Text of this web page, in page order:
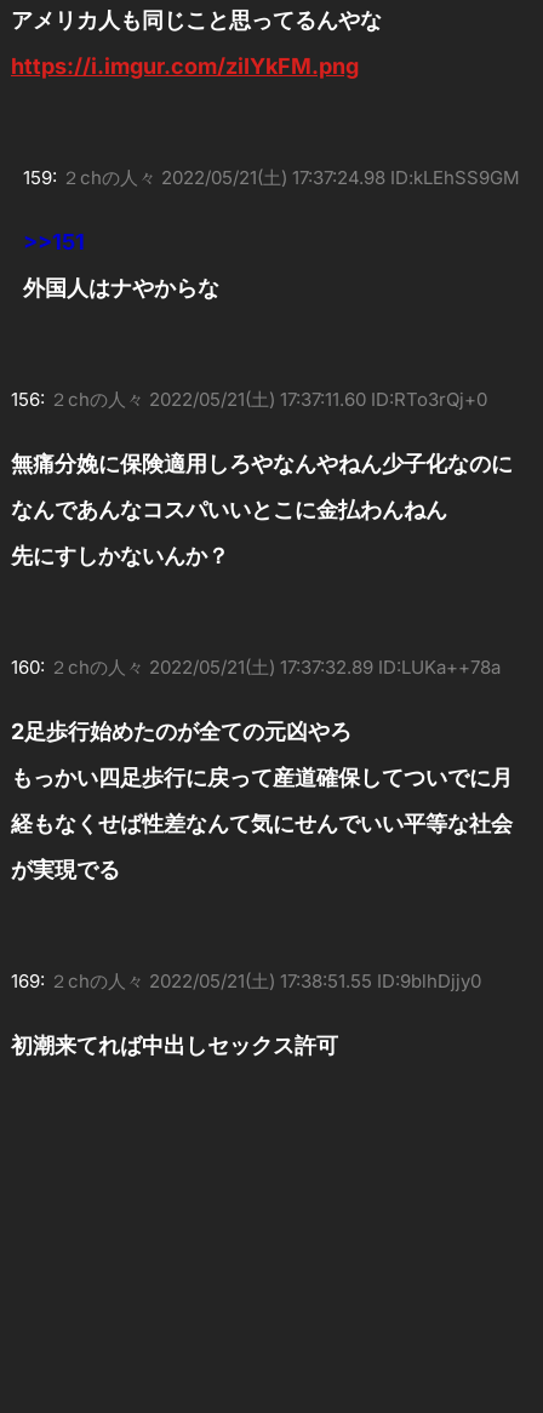
アメリカ人も同じこと思ってるんやな
https://i.imgur.com/ziIYkFM.png
159: ２chの人々 2022/05/21(土) 17:37:24.98 ID:kLEhSS9GM
>>151
外国人はナやからな
156: ２chの人々 2022/05/21(土) 17:37:11.60 ID:RTo3rQj+0
無痛分娩に保険適用しろやなんやねん少子化なのに
なんであんなコスパいいとこに金払わんねん
先にすしかないんか？
160: ２chの人々 2022/05/21(土) 17:37:32.89 ID:LUKa++78a
2足歩行始めたのが全ての元凶やろ
もっかい四足歩行に戻って産道確保してついでに月
経もなくせば性差なんて気にせんでいい平等な社会
が実現でる
169: ２chの人々 2022/05/21(土) 17:38:51.55 ID:9blhDjjy0
初潮来てれば中出しセックス許可